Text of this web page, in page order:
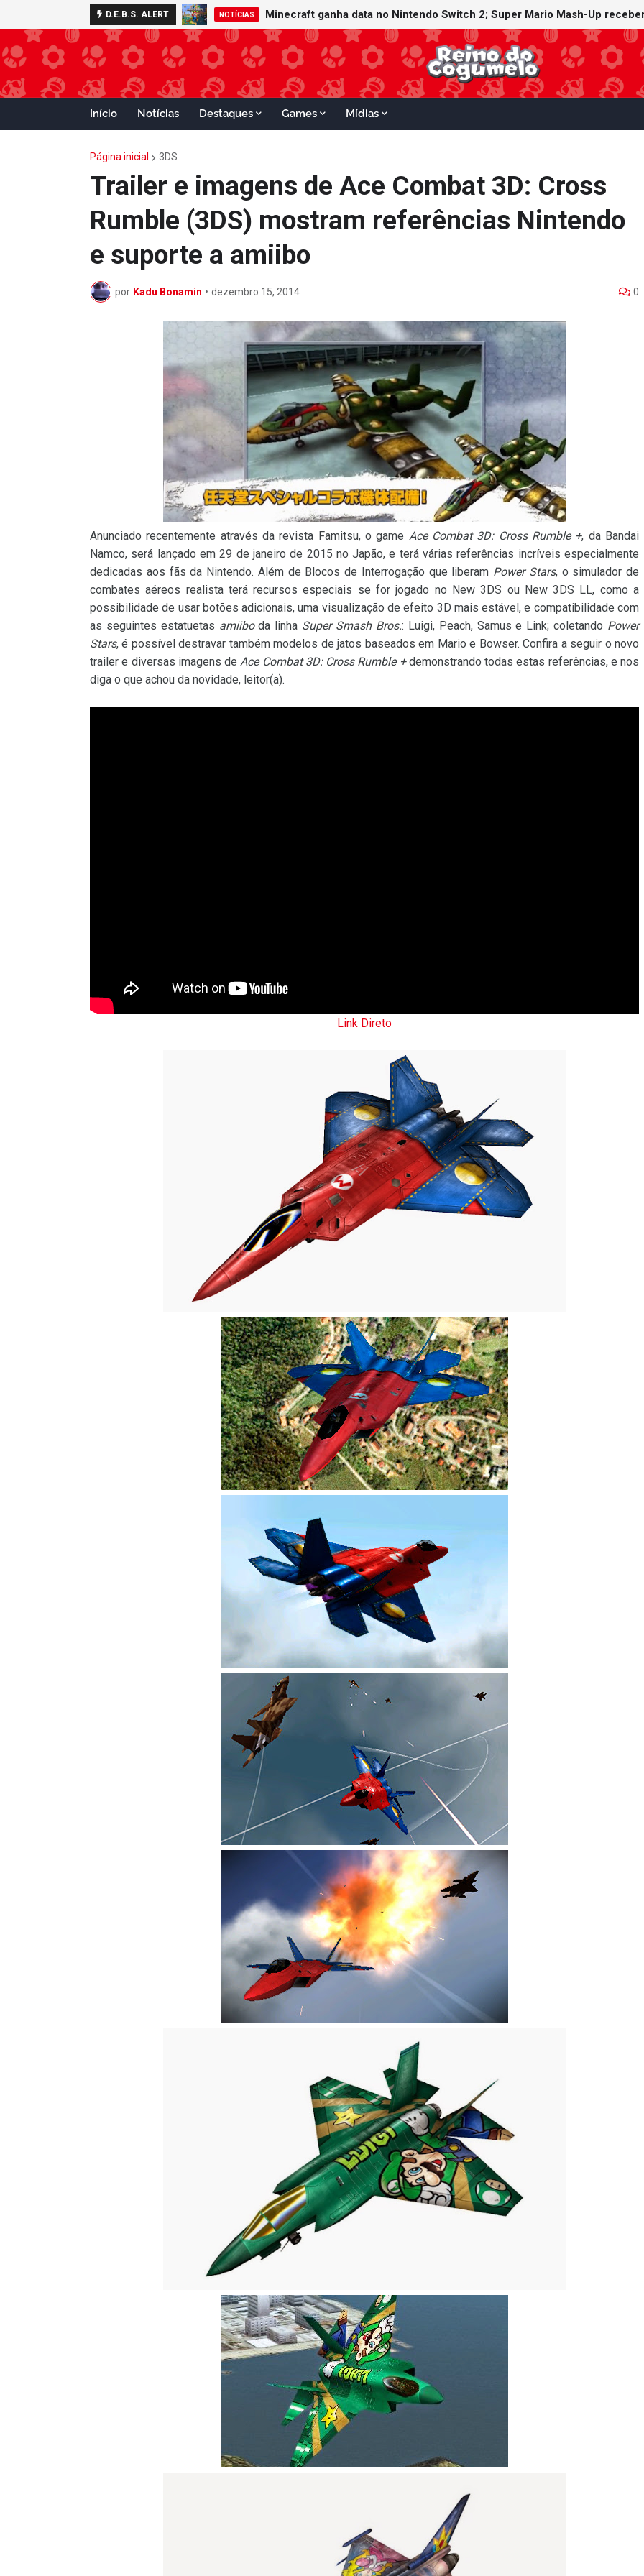
D.E.B.S. ALERT NOTÍCIAS Minecraft ganha data no Nintendo Switch 2; Super Mario Mash-Up
Início Notícias Destaques Games Mídias
Página inicial 3DS
Trailer e imagens de Ace Combat 3D: Cross
Rumble (3DS) mostram referências Nintendo
e suporte a amiibo
por Kadu Bonamin • dezembro 15, 2014 0
Anunciado recentemente através da revista Famitsu, o game Ace Combat 3D: Cross Rumble +, da Bandai
Namco, será lançado em 29 de janeiro de 2015 no Japão, e terá várias referências incríveis especialmente
dedicadas aos fãs da Nintendo. Além de Blocos de Interrogação que liberam Power Stars, o simulador de
combates aéreos realista terá recursos especiais se for jogado no New 3DS ou New 3DS LL, como a
possibilidade de usar botões adicionais, uma visualização de efeito 3D mais estável, e compatibilidade com
as seguintes estatuetas amiiboda linha Super Smash Bros.: Luigi, Peach, Samus e Link; coletando Power
Stars, é possível destravar também modelos de jatos baseados em Mario e Bowser. Confira a seguir o novo
trailer e diversas imagens deAce Combat 3D: Cross Rumble +demonstrando todas estas referências, e nos
diga o que achou da novidade, leitor(a).
Link Direto